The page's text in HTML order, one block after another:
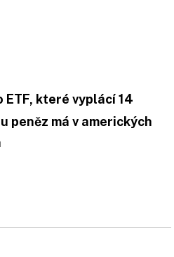
ETF, které vyplácí 14
peněz má v amerických